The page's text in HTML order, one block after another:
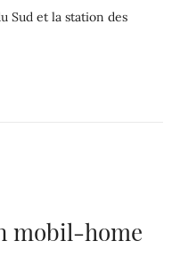
Sud et la station des
mobil-home